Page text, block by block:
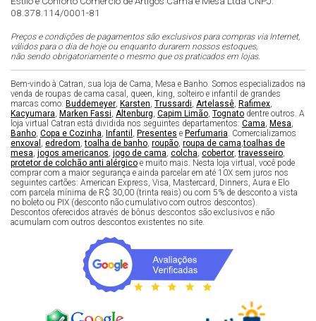
08.378.114/0001-81
Preços e condições de pagamentos são exclusivos para compras via Internet,
válidos para o dia de hoje ou enquanto durarem nossos estoques,
não sendo obrigatoriamente o mesmo que os praticados em lojas.
Bem-vindo à Catran, sua loja de Cama, Mesa e Banho. Somos especializados na
venda de roupas de cama casal, queen, king, solteiro e infantil de grandes
marcas como: Buddemeyer Karsten Trussardi Artelassê Rafimex
Kacyumara Marken Fassi Altenburg Capim Limão Tognato dentre outros. A
loja virtual Catran está dividida nos seguintes departamentos: Cama Mesa
Banho Copa e Cozinha Infantil Presentes e Perfumaria . Comercializamos
enxoval
edredom ,toalha de banho roupão roupa de cama ,toalhas de
mesa jogos americanos jogo de cama colcha cobertor ,travesseiro
protetor de colchão anti alérgico e muito mais. Nesta loja virtual, você pode
comprar com a maior segurança e ainda parcelar em até 10X sem juros nos
seguintes cartões: American Express, Visa, Mastercard, Dinners, Aura e Elo
com parcela mínima de R$ 30,00 (trinta reais) ou com 5% de desconto a vista
no boleto ou PIX (desconto não cumulativo com outros descontos).
Descontos oferecidos através de bônus descontos são exclusivos e não
acumulam com outros descontos existentes no site.